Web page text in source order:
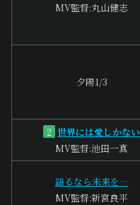
MV監督:丸山健志
夕陽1/3
2 世界には愛しかない
MV監督:池田一真
語るなら未来を…
MV監督:新宮良平